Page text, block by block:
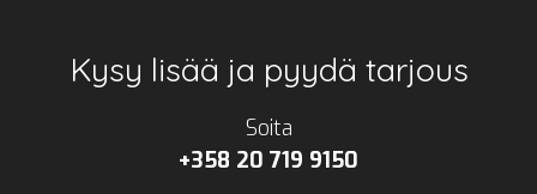
Footer
Kysy lisää ja pyydä tarjous
Soita
+358 20 719 9150